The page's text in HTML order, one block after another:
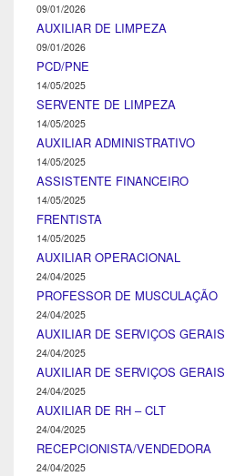
09/01/2026
AUXILIAR DE LIMPEZA
09/01/2026
PCD/PNE
14/05/2025
SERVENTE DE LIMPEZA
14/05/2025
AUXILIAR ADMINISTRATIVO
14/05/2025
ASSISTENTE FINANCEIRO
14/05/2025
FRENTISTA
14/05/2025
AUXILIAR OPERACIONAL
24/04/2025
PROFESSOR DE MUSCULAÇÃO
24/04/2025
AUXILIAR DE SERVIÇOS GERAIS
24/04/2025
AUXILIAR DE SERVIÇOS GERAIS
24/04/2025
AUXILIAR DE RH – CLT
24/04/2025
RECEPCIONISTA/VENDEDORA
24/04/2025